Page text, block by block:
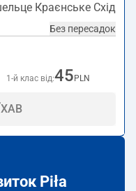
Краєнське Схід
Без пересадок
1-й клас від:45 PLN
Piła